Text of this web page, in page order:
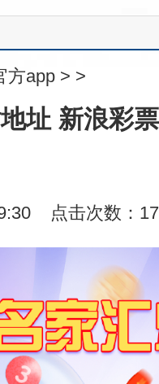
方app > >
址 新浪彩
点击次数：